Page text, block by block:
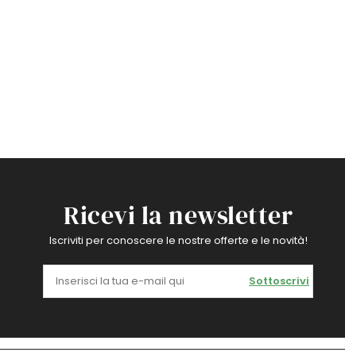
Ricevi la newsletter
Iscriviti per conoscere le nostre offerte e le novità!
Sottoscrivi